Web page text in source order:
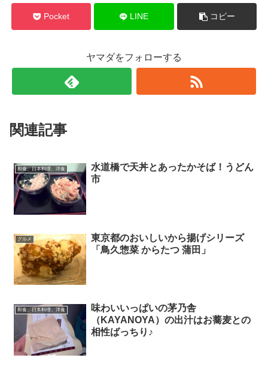
Pocket LINE コピー
ヤマダをフォローする
関連記事
和食、日本料理、洋食
水道橋で天丼とあったかそば！うどん
市
グルメ
東京都のおいしいから揚げシリーズ
「鳥久惣菜 からたつ 蒲田」
和食、日本料理、洋食
味わいいっぱいの茅乃舎
（KAYANOYA）の出汁はお蕎麦との
相性ばっちり♪